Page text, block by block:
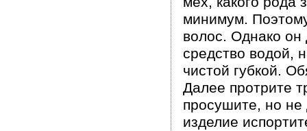
минимум.
волос. Однако он
средство водой,
чистой губкой.
Далее протрите
просушите, но не
изделие